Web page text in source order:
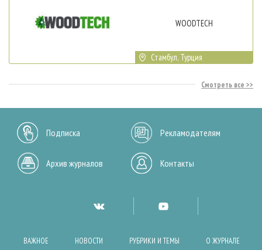
WOODTECH
Стамбул, Турция
Смотреть все
Подписка Рекламодателям
Архив журналов Контакты
ВАЖНОЕ НОВОСТИ РУБРИКИ И ТЕМЫ О ЖУРНАЛЕ